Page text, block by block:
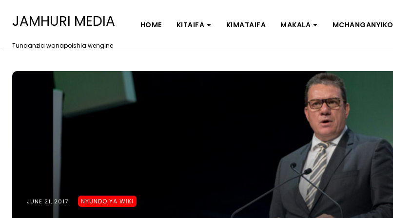
JAMHURI MEDIA
Tunaanzia wanapoishia wengine
HOME KITAIFA KIMATAIFA MAKALA MCHANGANYIKO
JUNE 21, 2017 NYUNDO YA WIKI